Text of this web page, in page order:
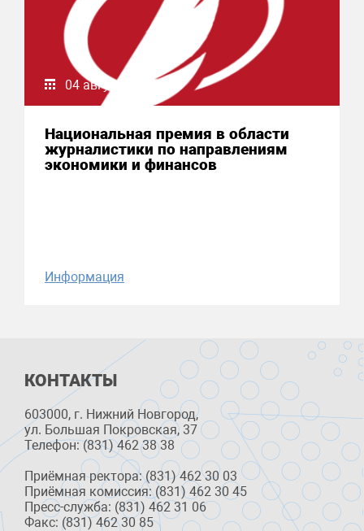
04 августа 2026
Национальная премия в области
журналистики по направлениям
экономики и финансов
Информация
КОНТАКТЫ
603000, г. Нижний Новгород,
ул. Большая Покровская, 37
Телефон: (831) 462 38 38
Приёмная ректора: (831) 462 30 03
Приёмная комиссия: (831) 462 30 45
Пресс-служба: (831) 462 31 06
Факс: (831) 462 30 85